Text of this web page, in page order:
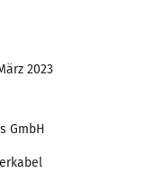
2023
GmbH